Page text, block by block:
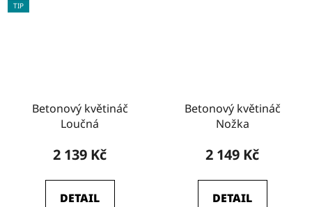
TIP
Betonový květináč
Loučná
2 139 Kč
DETAIL
Betonový květináč
Nožka
2 149 Kč
DETAIL